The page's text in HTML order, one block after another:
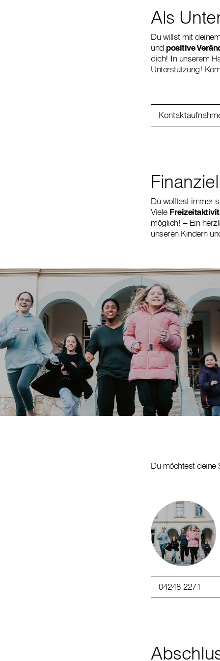
Als
Du willst mit
und positive
dich! In unserem
Unterstützung!
Du wolltest immer
Viele
möglich! – Ein
unseren Kindern
Du möchtest deine
04248 2271